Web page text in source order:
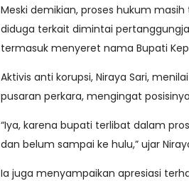
Meski demikian, proses hukum
diduga terkait dimintai
termasuk menyeret nama Bupati
Aktivis anti korupsi, Niraya Sari,
pusaran perkara, mengingat
“Iya, karena bupati terlibat dalam
dan belum sampai ke hulu,” ujar
Ia juga menyampaikan apresiasi